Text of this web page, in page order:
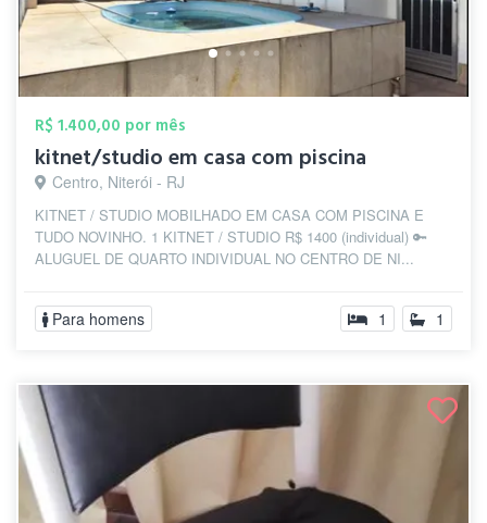
R$ 1.400,00 por mês
kitnet/studio em casa com piscina
Centro, Niterói - RJ
KITNET / STUDIO MOBILHADO EM CASA COM PISCINA E
TUDO NOVINHO. 1 KITNET / STUDIO R$ 1400 (individual) 🔑
ALUGUEL DE QUARTO INDIVIDUAL NO CENTRO DE NI...
Para homens 1 1